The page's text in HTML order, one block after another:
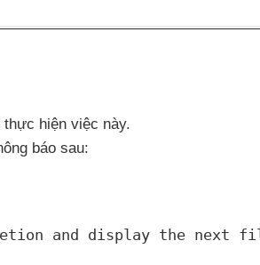
thực hiện việc này.
báo sau:
and display the next